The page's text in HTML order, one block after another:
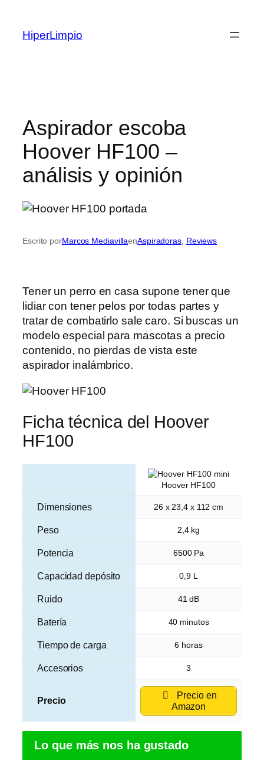
contenido
HiperLimpio
Aspirador escoba
Hoover HF100 –
análisis y opinión
Escrito porMarcos MediavillaenAspiradoras, Reviews
Tener un perro en casa supone tener que
lidiar con tener pelos por todas partes y
tratar de combatirlo sale caro. Si buscas un
modelo especial para mascotas a precio
contenido, no pierdas de vista este
aspirador inalámbrico.
Ficha técnica del Hoover
HF100
Hoover HF100
Dimensiones 26 x 23,4 x 112 cm
Peso 2,4 kg
Potencia 6500 Pa
Capacidad depósito 0,9 L
Ruido 41 dB
Batería 40 minutos
Tiempo de carga 6 horas
Accesorios 3
Precio
Precio en
Amazon
Lo que más nos ha gustado